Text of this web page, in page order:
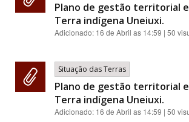
Plano de gestão territorial
Terra indígena Uneiuxi.
Adicionado: 16 de Abril as 14:59 | 50
Situação das Terras
Plano de gestão territorial
Terra indígena Uneiuxi.
Adicionado: 16 de Abril as 14:59 | 50